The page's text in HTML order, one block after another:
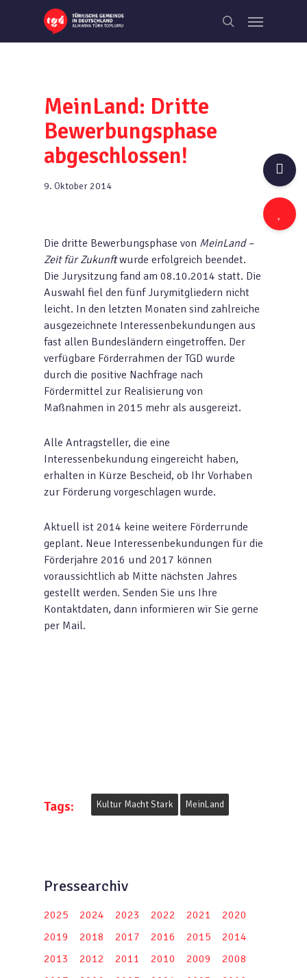
main
search
Menu
MeinLand: Dritte
Bewerbungsphase
abgeschlossen!
9. Oktober 2014
Die dritte Bewerbungsphase von MeinLand –
Zeit für Zukunftwurde erfolgreich beendet.
Die Jurysitzung fand am 08.10.2014 statt. Die
Auswahl fiel den fünf Jurymitgliedern nicht
leicht. In den letzten Monaten sind zahlreiche
ausgezeichnete Interessenbekundungen aus
fast allen Bundesländern eingetroffen. Der
verfügbare Förderrahmen der TGD wurde
durch die positive Nachfrage nach
Fördermittel zur Realisierung von
Maßnahmen in 2015 mehr als ausgereizt.
Alle Antragsteller, die eine
Interessenbekundung eingereicht haben,
erhalten in Kürze Bescheid, ob Ihr Vorhaben
zur Förderung vorgeschlagen wurde.
Aktuell ist 2014 keine weitere Förderrunde
geplant. Neue Interessenbekundungen für die
Förderjahre 2016 und 2017 können
voraussichtlich ab Mitte nächsten Jahres
gestellt werden. Senden Sie uns Ihre
Kontaktdaten, dann informieren wir Sie gerne
per Mail.
Tags: Kultur Macht Stark MeinLand
Pressearchiv
2025 2024 2023 2022 2021
2020
2019
2018 2017 2016 2015
2014
2013
2012 2011 2010 2009
2008